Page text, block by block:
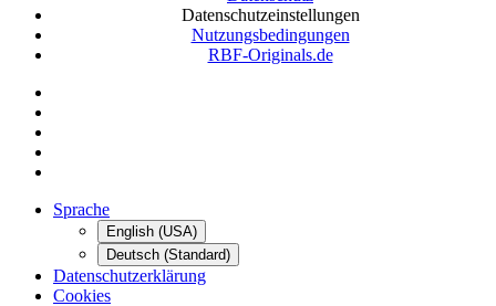
Datenschutzeinstellungen
Nutzungsbedingungen
RBF-Originals.de
Sprache
English (USA)
Deutsch (Standard)
Datenschutzerklärung
Cookies